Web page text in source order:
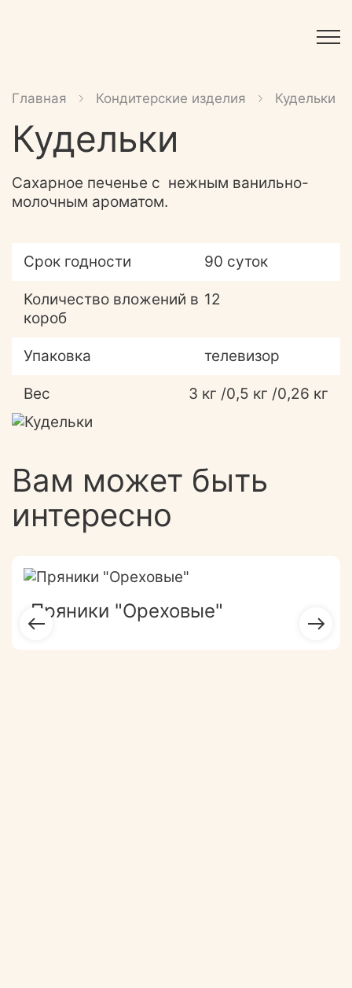
Главная Кондитерские изделия Кудельки
Кудельки
Сахарное печенье с нежным ванильно-
молочным ароматом.
Срок годности 90 суток
Количество вложений в
короб
12
Упаковка телевизор
Вес 3 кг /0,5 кг /0,26 кг
Вам может быть
интересно
Пряники "Ореховые"